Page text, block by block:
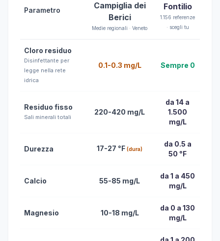
Parametro
Campiglia dei
Berici
Medie regionali · Veneto
Fontilio
1.156 referenze
· scegli tu
Cloro residuo
Disinfettante per
legge nella rete
idrica
0.1-0.3 mg/L Sempre 0
Residuo fisso
Sali minerali totali
220-420 mg/L
da 14 a
1.500
mg/L
Durezza 17-27 °F (dura)
da 0.5 a
50 °F
Calcio 55-85 mg/L
da 1 a 450
mg/L
Magnesio 10-18 mg/L
da 0 a 130
mg/L